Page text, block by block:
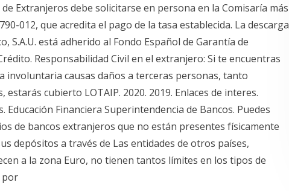
Extranjeros debe solicitarse en persona en la Comisaría más
012, que acredita el pago de la tasa establecida. La descarga
S.A.U. está adherido al Fondo Español de Garantía de
Responsabilidad Civil en el extranjero: Si te encuentras
involuntaria causas daños a terceras personas, tanto
cubierto LOTAIP. 2020. 2019. Enlaces de interes.
Educación Financiera Superintendencia de Bancos. Puedes
de bancos extranjeros que no están presentes físicamente
depósitos a través de Las entidades de otros países,
a la zona Euro, no tienen tantos límites en los tipos de
por